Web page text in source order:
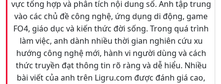
vực tổng hợp và phân tích nội dung số. Anh tập trung
vào các chủ đề công nghệ, ứng dụng di động, game
FO4, giáo dục và kiến thức đời sống. Trong quá trình
làm việc, anh dành nhiều thời gian nghiên cứu xu
hướng công nghệ mới, hành vi người dùng và cách
thức truyền đạt thông tin rõ ràng và dễ hiểu. Nhiều
bài viết của anh trên Ligru.com được đánh giá cao,